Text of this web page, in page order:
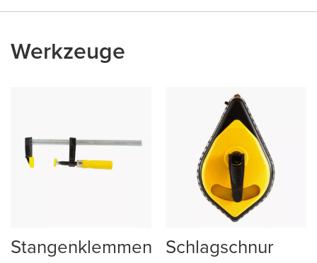
Werkzeuge
Stangenklemmen Schlagschnur